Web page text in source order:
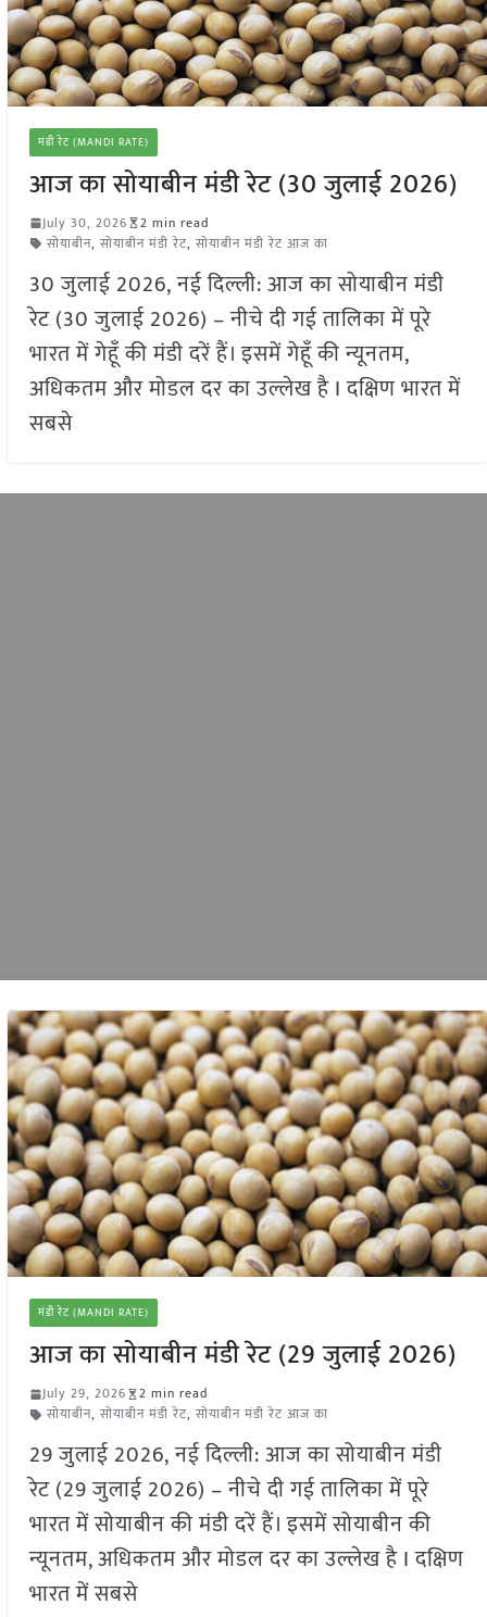
मंडी रेट (MANDI RATE)
आज का सोयाबीन मंडी रेट (30 जुलाई 2026)
July 30, 2026
2 min read
सोयाबीन, सोयाबीन मंडी रेट, सोयाबीन मंडी रेट आज का
30 जुलाई 2026, नई दिल्ली: आज का सोयाबीन मंडी
रेट (30 जुलाई 2026) – नीचे दी गई तालिका में पूरे
भारत में गेहूँ की मंडी दरें हैं। इसमें गेहूँ की न्यूनतम,
अधिकतम और मोडल दर का उल्लेख है I दक्षिण भारत में
सबसे
मंडी रेट (MANDI RATE)
आज का सोयाबीन मंडी रेट (29 जुलाई 2026)
July 29, 2026
2 min read
सोयाबीन, सोयाबीन मंडी रेट, सोयाबीन मंडी रेट आज का
29 जुलाई 2026, नई दिल्ली: आज का सोयाबीन मंडी
रेट (29 जुलाई 2026) – नीचे दी गई तालिका में पूरे
भारत में सोयाबीन की मंडी दरें हैं। इसमें सोयाबीन की
न्यूनतम, अधिकतम और मोडल दर का उल्लेख है I दक्षिण
भारत में सबसे